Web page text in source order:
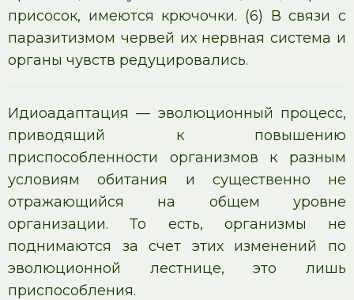
присосок, имеются крючочки. (6) В связи с
паразитизмом червей их нервная система и
органы чувств редуцировались.
Идиоадаптация — эволюционный процесс,
приводящий к повышению
приспособленности организмов к разным
условиям обитания и существенно не
отражающийся на общем уровне
организации. То есть, организмы не
поднимаются за счет этих изменений по
эволюционной лестнице, это лишь
приспособления.